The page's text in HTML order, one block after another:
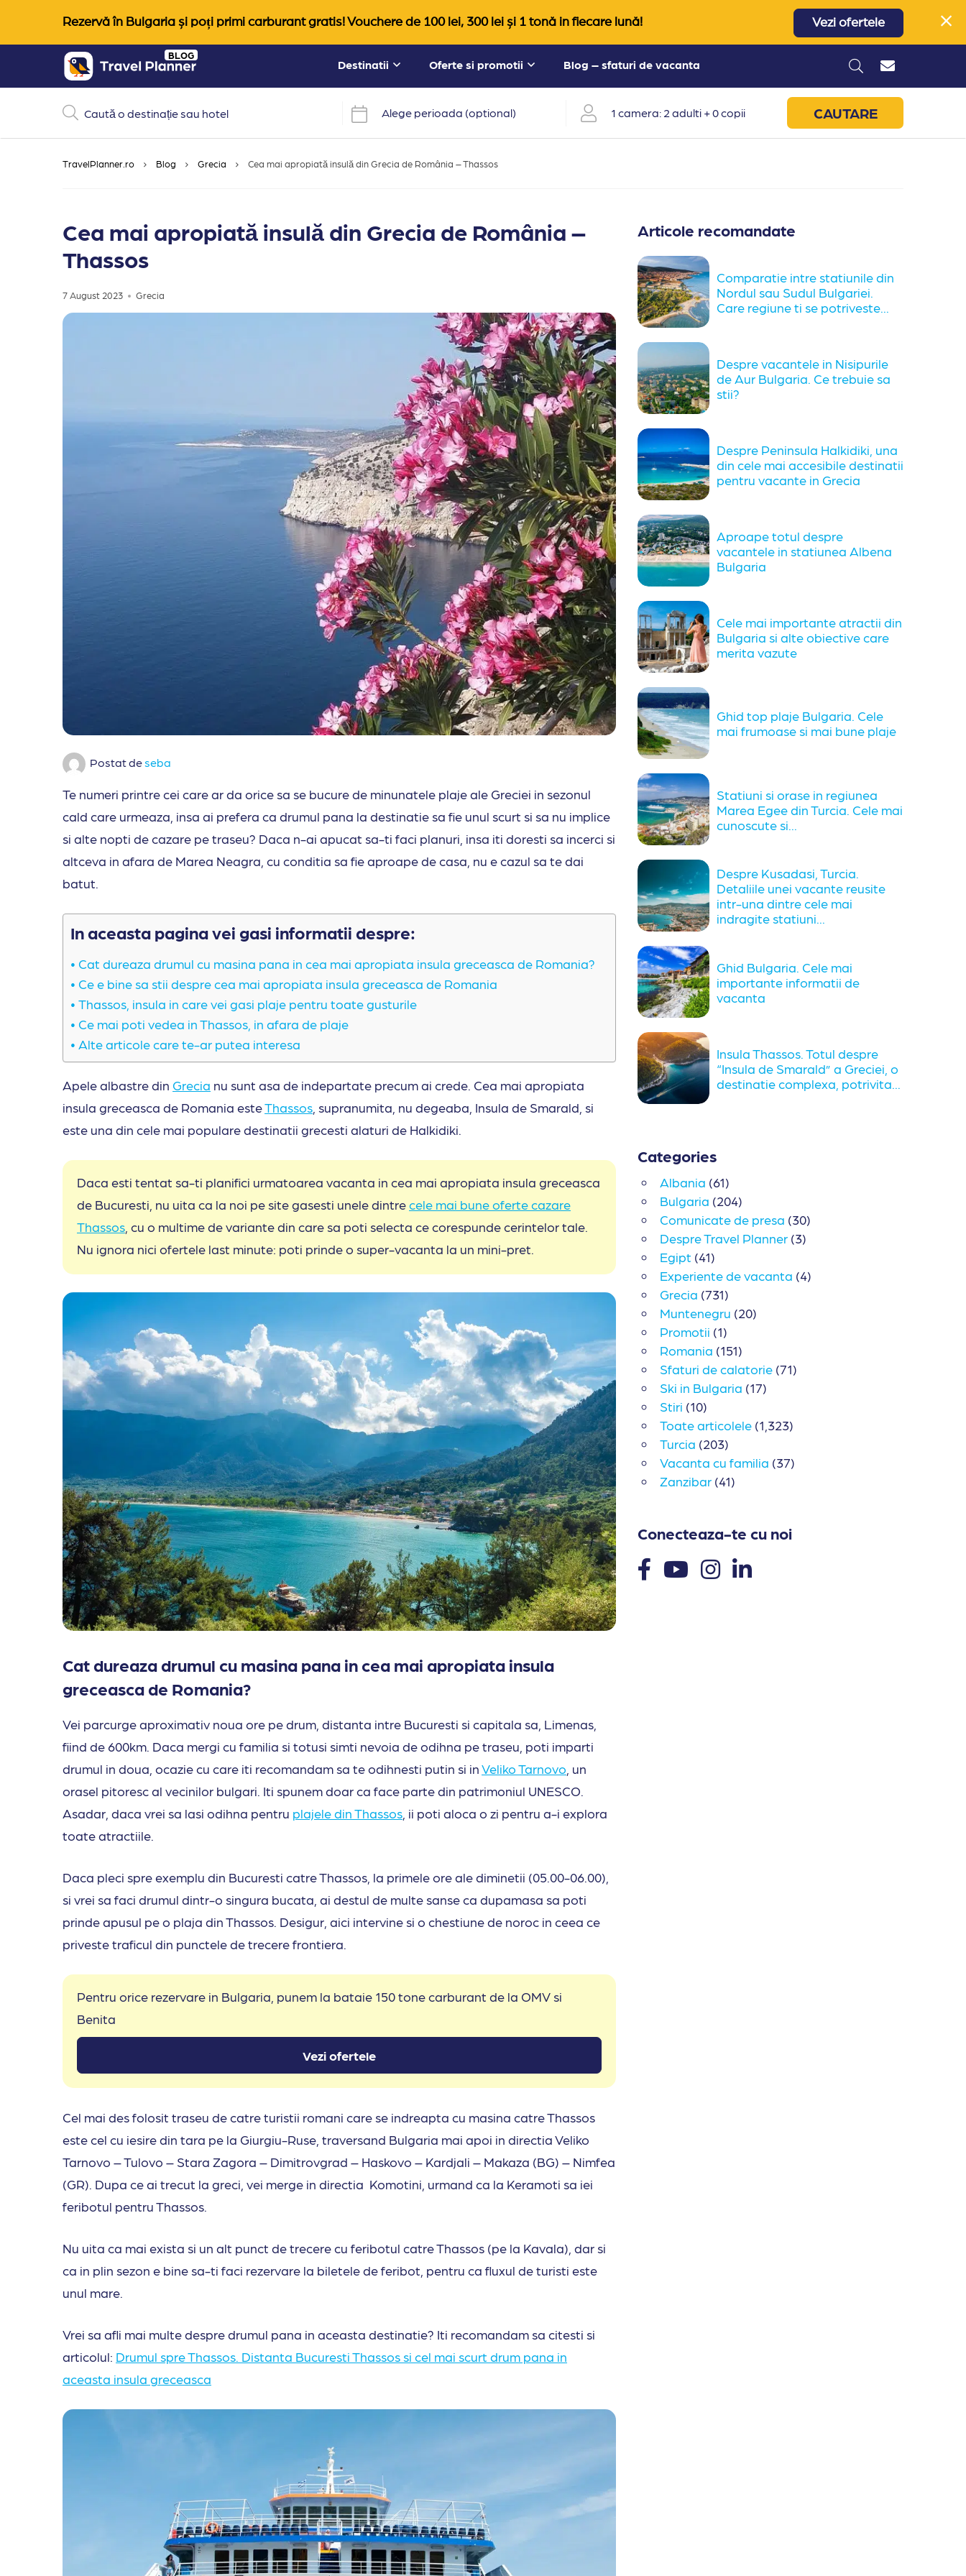
Rezervă în Bulgaria și poți primi carburant gratis! Vouchere de 100 lei, 300 lei și 1 tonă in fiecare lună! Vezi ofertele
content
BLOG
Destinatii Oferte si promotii Blog – sfaturi de vacanta
Alege perioada (optional) 1 camera: 2 adulti + 0 copii CAUTARE
TravelPlanner.ro Blog Grecia Cea mai apropiată insulă din Grecia de România – Thassos
Cea mai apropiată insulă din Grecia de România –
Thassos
7 August 2023 Grecia
Postat deseba
Te numeri printre cei care ar da orice sa se bucure de minunatele plaje ale Greciei in sezonul
cald care urmeaza, insa ai prefera ca drumul pana la destinatie sa fie unul scurt si sa nu implice
si alte nopti de cazare pe traseu? Daca n-ai apucat sa-ti faci planuri, insa iti doresti sa incerci si
altceva in afara de Marea Neagra, cu conditia sa fie aproape de casa, nu e cazul sa te dai
batut.
In aceasta pagina vei gasi informatii despre:
Cat dureaza drumul cu masina pana in cea mai apropiata insula greceasca de Romania?
Ce e bine sa stii despre cea mai apropiata insula greceasca de Romania
Thassos, insula in care vei gasi plaje pentru toate gusturile
Ce mai poti vedea in Thassos, in afara de plaje
Alte articole care te-ar putea interesa
Apele albastre din Grecia nu sunt asa de indepartate precum ai crede. Cea mai apropiata
insula greceasca de Romania esteThassos , supranumita, nu degeaba, Insula de Smarald, si
este una din cele mai populare destinatii grecesti alaturi de Halkidiki.
Daca esti tentat sa-ti planifici urmatoarea vacanta in cea mai apropiata insula greceasca
de Bucuresti, nu uita ca la noi pe site gasesti unele dintrecele mai bune oferte cazare
Thassos , cu o multime de variante din care sa poti selecta ce corespunde cerintelor tale.
Nu ignora nici ofertele last minute: poti prinde o super-vacanta la un mini-pret.
Cat dureaza drumul cu masina pana in cea mai apropiata insula
greceasca de Romania?
Vei parcurge aproximativ noua ore pe drum, distanta intre Bucuresti si capitala sa, Limenas,
fiind de 600km. Daca mergi cu familia si totusi simti nevoia de odihna pe traseu, poti imparti
drumul in doua, ocazie cu care iti recomandam sa te odihnesti putin si inVeliko Tarnovo , un
orasel pitoresc al vecinilor bulgari. Iti spunem doar ca face parte din patrimoniul UNESCO.
Asadar, daca vrei sa lasi odihna pentru plajele din Thassos , ii poti aloca o zi pentru a-i explora
toate atractiile.
Daca pleci spre exemplu din Bucuresti catre Thassos, la primele ore ale diminetii (05.00-06.00),
si vrei sa faci drumul dintr-o singura bucata, ai destul de multe sanse ca dupamasa sa poti
prinde apusul pe o plaja din Thassos. Desigur, aici intervine si o chestiune de noroc in ceea ce
priveste traficul din punctele de trecere frontiera.
Pentru orice rezervare in Bulgaria, punem la bataie 150 tone carburant de la OMV si
Benita
Vezi ofertele
Cel mai des folosit traseu de catre turistii romani care se indreapta cu masina catre Thassos
este cel cu iesire din tara pe la Giurgiu-Ruse, traversand Bulgaria mai apoi in directia Veliko
Tarnovo – Tulovo – Stara Zagora – Dimitrovgrad – Haskovo – Kardjali – Makaza (BG) – Nimfea
(GR). Dupa ce ai trecut la greci, vei merge in directia Komotini, urmand ca la Keramoti sa iei
feribotul pentru Thassos.
Nu uita ca mai exista si un alt punct de trecere cu feribotul catre Thassos (pe la Kavala), dar si
ca in plin sezon e bine sa-ti faci rezervare la biletele de feribot, pentru ca fluxul de turisti este
unul mare.
Vrei sa afli mai multe despre drumul pana in aceasta destinatie? Iti recomandam sa citesti si
articolul: Drumul spre Thassos. Distanta Bucuresti Thassos si cel mai scurt drum pana in
aceasta insula greceasca
Articole recomandate
Comparatie intre statiunile din
Nordul sau Sudul Bulgariei.
Care regiune ti se potriveste...
Despre vacantele in Nisipurile
de Aur Bulgaria. Ce trebuie sa
stii?
Despre Peninsula Halkidiki, una
din cele mai accesibile destinatii
pentru vacante in Grecia
Aproape totul despre
vacantele in statiunea Albena
Bulgaria
Cele mai importante atractii din
Bulgaria si alte obiective care
merita vazute
Ghid top plaje Bulgaria. Cele
mai frumoase si mai bune plaje
Statiuni si orase in regiunea
Marea Egee din Turcia. Cele mai
cunoscute si...
Despre Kusadasi, Turcia.
Detaliile unei vacante reusite
intr-una dintre cele mai
indragite statiuni...
Ghid Bulgaria. Cele mai
importante informatii de
vacanta
Insula Thassos. Totul despre
“Insula de Smarald” a Greciei, o
destinatie complexa, potrivita...
Categories
Albania (61)
Bulgaria (204)
Comunicate de presa (30)
Despre Travel Planner (3)
Egipt (41)
Experiente de vacanta (4)
Grecia (731)
Muntenegru (20)
Promotii (1)
Romania (151)
Sfaturi de calatorie (71)
Ski in Bulgaria (17)
Stiri (10)
Toate articolele (1,323)
Turcia (203)
Vacanta cu familia (37)
Zanzibar (41)
Conecteaza-te cu noi